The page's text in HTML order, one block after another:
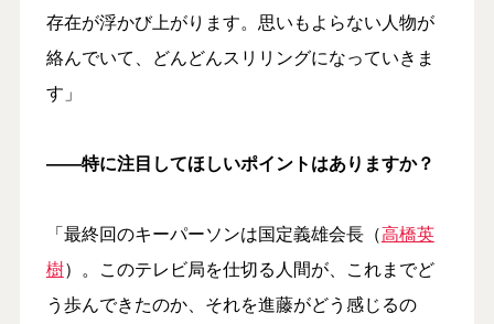
存在が浮かび上がります。思いもよらない人物が
絡んでいて、どんどんスリリングになっていきま
す」
――特に注目してほしいポイントはありますか？
「最終回のキーパーソンは国定義雄会長（高橋英
樹）。このテレビ局を仕切る人間が、これまでど
う歩んできたのか、それを進藤がどう感じるの